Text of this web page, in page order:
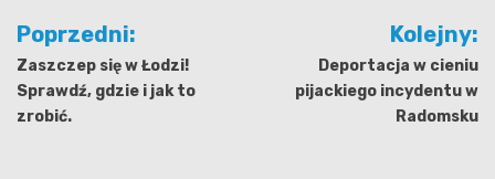
Nawigacja
wpisu
Poprzedni:
Zaszczep się w Łodzi!
Sprawdź, gdzie i jak to
zrobić.
Kolejny:
Deportacja w cieniu
pijackiego incydentu w
Radomsku